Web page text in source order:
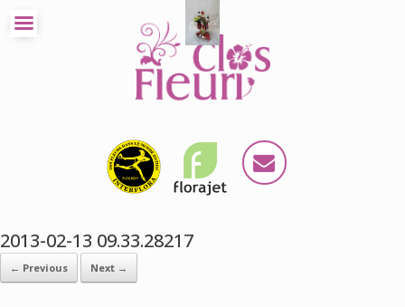
2013-02-13 09.33.28217
← Previous Next →